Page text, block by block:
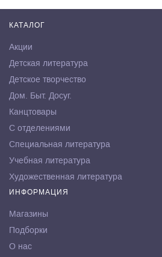
КАТАЛОГ
Акции
Детская литература
Детское творчество
Дом. Быт. Досуг.
Канцтовары
С отделениями
Специальная литература
Учебная литература
Художественная литература
ИНФОРМАЦИЯ
Магазины
Подборки
О нас